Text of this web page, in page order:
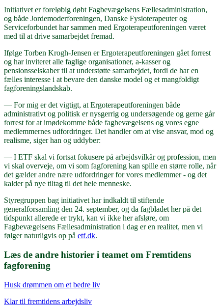
Initiativet er foreløbig døbt Fagbevægelsens Fællesadministration,
og både Jordemoderforeningen, Danske Fysioterapeuter og
Serviceforbundet har sammen med Ergoterapeutforeningen været
med til at drive samarbejdet fremad.
Ifølge Torben Krogh-Jensen er Ergoterapeutforeningen gået forrest
og har inviteret alle faglige organisationer, a-kasser og
pensionsselskaber til at understøtte samarbejdet, fordi de har en
fælles interesse i at bevare den danske model og et mangfoldigt
fagforeningslandskab.
— For mig er det vigtigt, at Ergoterapeutforeningen både
administrativt og politisk er nysgerrig og undersøgende og gerne går
forrest for at imødekomme både fagbevægelsens og vores egne
medlemmernes udfordringer. Det handler om at vise ansvar, mod og
realisme, siger han og uddyber:
— I ETF skal vi fortsat fokusere på arbejdsvilkår og profession, men
vi skal overveje, om vi som fagforening kan spille en større rolle, når
det gælder andre nære udfordringer for vores medlemmer - og det
kalder på nye tiltag til det hele menneske.
Styregruppen bag initiativet har indkaldt til stiftende
generalforsamling den 24. september, og da fagbladet her på det
tidspunkt allerede er trykt, kan vi ikke her afsløre, om
Fagbevægelsens Fællesadministration i dag er en realitet, men vi
følger naturligvis op på etf.dk.
Læs de andre historier i teamet om Fremtidens
fagforening
Husk drømmen om et bedre liv
Klar til fremtidens arbejdsliv